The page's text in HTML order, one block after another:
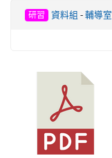
研習 資料組 - 輔導室